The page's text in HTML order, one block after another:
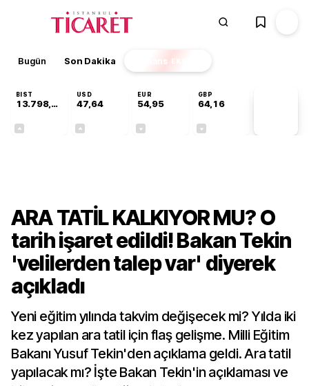
Bugün Son Dakika Finans EKSTRA
BIST
13.798,82
USD
47,64
EUR
54,95
GBP
64,16
ARA TATİL KALKIYOR MU? O
tarih işaret edildi! Bakan Tekin
'velilerden talep var' diyerek
açıkladı
Yeni eğitim yılında takvim değişecek mi? Yılda iki
kez yapılan ara tatil için flaş gelişme. Milli Eğitim
Bakanı Yusuf Tekin'den açıklama geldi. Ara tatil
yapılacak mı? İşte Bakan Tekin'in açıklaması ve